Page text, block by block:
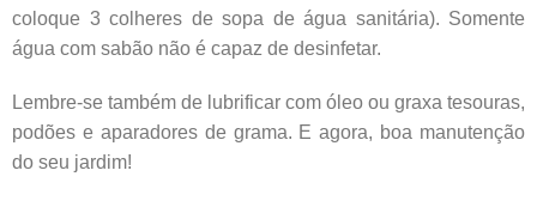
coloque 3 colheres de sopa de água sanitária). Somente
água com sabão não é capaz de desinfetar.
Lembre-se também de lubrificar com óleo ou graxa tesouras,
podões e aparadores de grama. E agora, boa manutenção
do seu jardim!